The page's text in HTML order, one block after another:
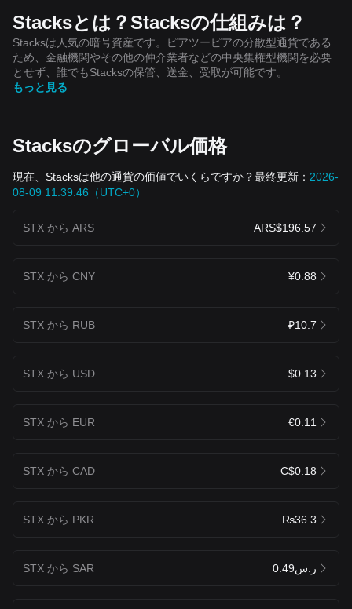
Stacksとは？Stacksの仕組みは？
Stacksは人気の暗号資産です。ピアツーピアの分散型通貨である
ため、金融機関やその他の仲介業者などの中央集権型機関を必要
とせず、誰でもStacksの保管、送金、受取が可能です。
もっと見る
Stacksのグローバル価格
現在、Stacksは他の通貨の価値でいくらですか？最終更新： 2026-
08-09 11:39:46（UTC+0）
STX から ARS ARS$196.57
STX から CNY ¥0.88
STX から RUB ₽10.7
STX から USD $0.13
STX から EUR €0.11
STX から CAD C$0.18
STX から PKR ₨36.3
STX から SAR ر.س0.49